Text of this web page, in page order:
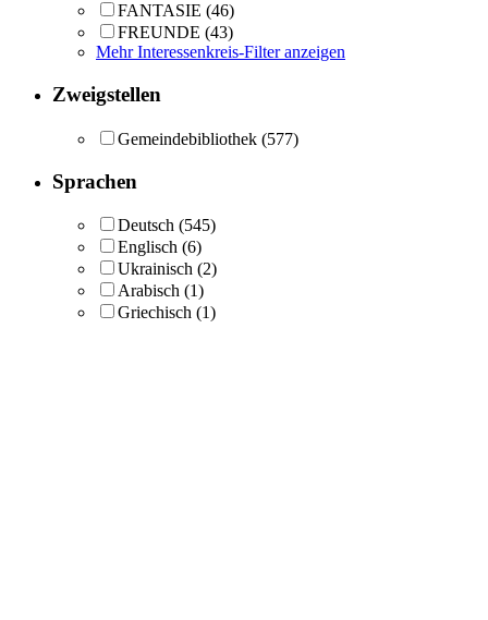
FANTASIE (46)
FREUNDE (43)
Mehr Interessenkreis-Filter anzeigen
Zweigstellen
Gemeindebibliothek (577)
Sprachen
Deutsch (545)
Englisch (6)
Ukrainisch (2)
Arabisch (1)
Griechisch (1)